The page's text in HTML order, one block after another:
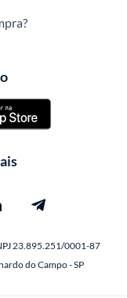
23.895.251/0001-87
do Campo - SP